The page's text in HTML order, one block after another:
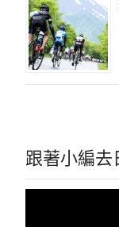
跟著小編去